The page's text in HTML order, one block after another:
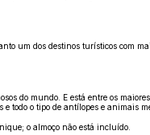
um dos destinos turísticos com
do mundo. E está entre os
todo o tipo de antílopes e animais
o almoço não está incluído.